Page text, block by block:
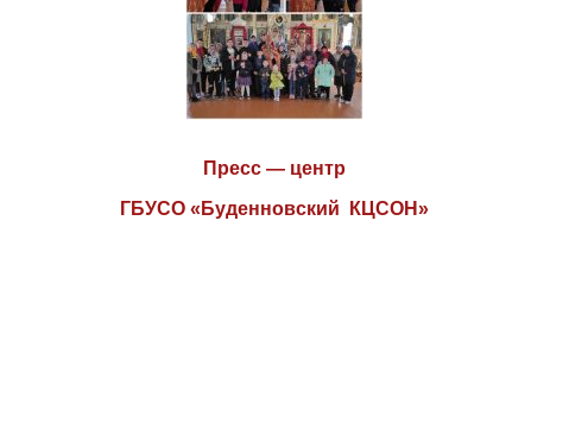
Пресс — центр
ГБУСО «Буденновский КЦСОН»